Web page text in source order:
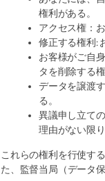
権利がある。
アクセス権：
修正する権利:
お客様がご自
タを削除する
データを譲渡
る。
異議申し立て
理由がない限
これらの権利を行使す
た、監督当局（データ